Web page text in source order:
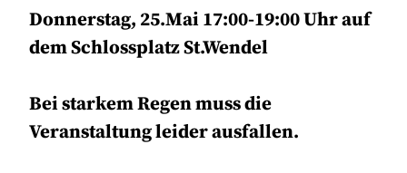
Donnerstag, 25.Mai 17:00-19:00 Uhrauf
dem Schlossplatz St.Wendel
Bei starkem Regen muss die
Veranstaltung leider ausfallen.